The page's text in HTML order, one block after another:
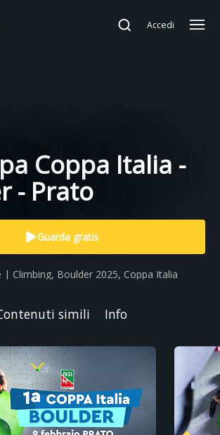
Accedi
Coppa Italia -
- Prato
Guarda gratis
Climbing, Boulder 2025, Coppa Italia
simili Info